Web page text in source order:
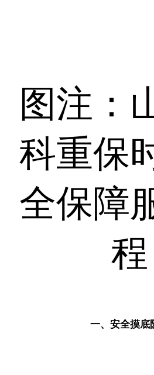
图注：
科重保
全保障
程
一、安全摸底